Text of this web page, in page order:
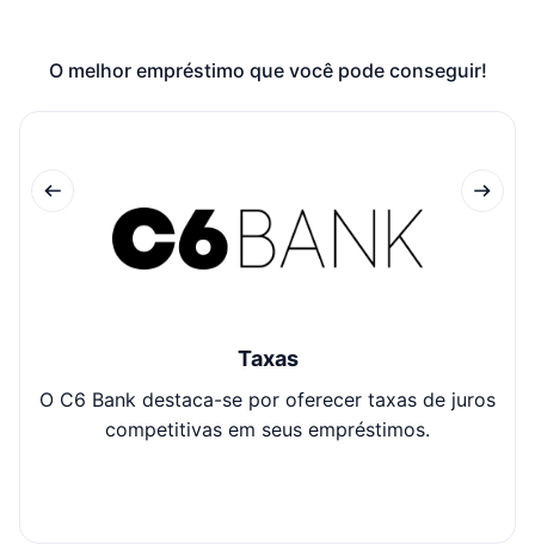
Legal
O melhor empréstimo que você pode conseguir!
Taxas
O C6 Bank destaca-se por oferecer taxas de juros
competitivas em seus empréstimos.